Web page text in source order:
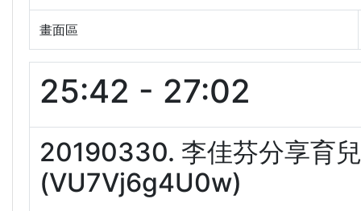
畫面區
25:42 - 27:02
20190330. 李佳芬分享育
(VU7Vj6g4U0w)